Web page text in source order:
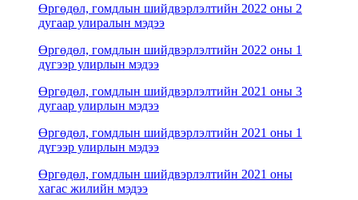
Өргөдөл, гомдлын шийдвэрлэлтийн 2022 оны 2
дугаар улиралын мэдээ
Өргөдөл, гомдлын шийдвэрлэлтийн 2022 оны 1
дүгээр улирлын мэдээ
Өргөдөл, гомдлын шийдвэрлэлтийн 2021 оны 3
дугаар улирлын мэдээ
Өргөдөл, гомдлын шийдвэрлэлтийн 2021 оны 1
дүгээр улирлын мэдээ
Өргөдөл, гомдлын шийдвэрлэлтийн 2021 оны
хагас жилийн мэдээ